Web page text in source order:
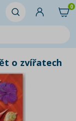
0
o zvířatech